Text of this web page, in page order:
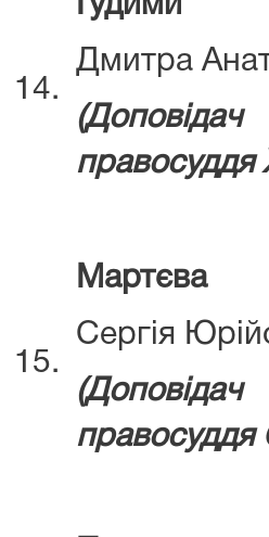
14.
Гудими
Дмитра
(Д
правосуддя
15.
Мартєва
Сергія
(Д
правосуддя